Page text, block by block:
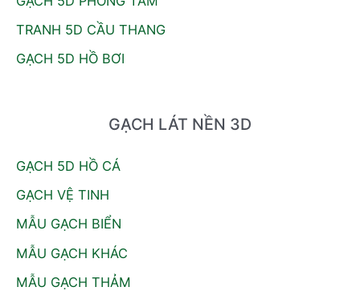
TRANH 5D CẦU THANG
GẠCH 5D HỒ BƠI
GẠCH LÁT NỀN 3D
GẠCH 5D HỒ CÁ
GẠCH VỆ TINH
MẪU GẠCH BIỂN
MẪU GẠCH KHÁC
MẪU GẠCH THẢM